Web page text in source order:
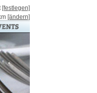
[festlegen]
[ändern]